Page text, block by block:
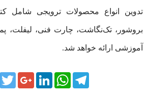
تدوین انواع محصولات ترویجی شامل
بروشور، تک‌نگاشت، چارت فنی، لیفلت،
آموزشی ارائه خواهد شد.
Google+LinkedInWhatsAppTelegram